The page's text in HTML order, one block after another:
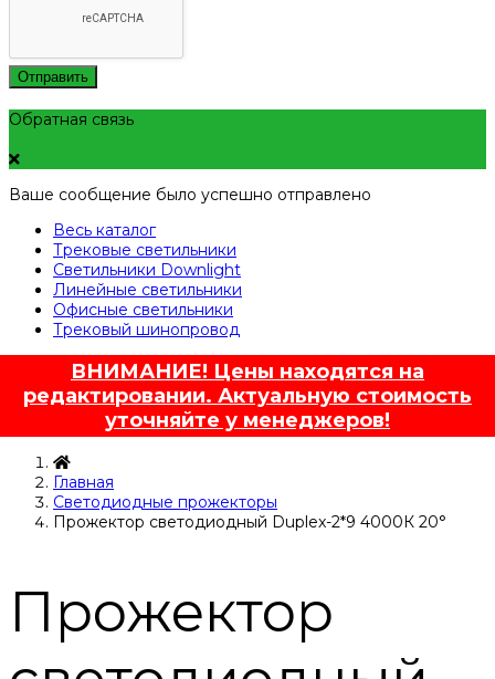
Отправить
Обратная связь
Ваше сообщение было успешно отправлено
Весь каталог
Трековые светильники
Светильники Downlight
Линейные светильники
Офисные светильники
Трековый шинопровод
ВНИМАНИЕ! Цены находятся на
редактировании. Актуальную стоимость
уточняйте у менеджеров!
Главная
Светодиодные прожекторы
Прожектор светодиодный Duplex-2*9 4000К 20°
Прожектор